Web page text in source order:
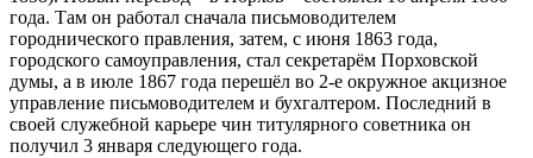
года. Там он работал сначала письмоводителем
городнического правления, затем, с июня 1863 года,
городского самоуправления, стал секретарём Порховской
думы, а в июле 1867 года перешёл во 2-е окружное акцизное
управление письмоводителем и бухгалтером. Последний в
своей служебной карьере чин титулярного советника он
получил 3 января следующего года.